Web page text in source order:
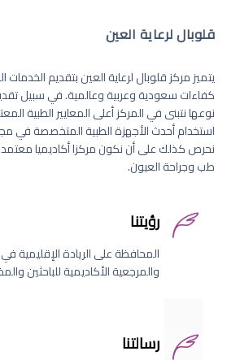
قلوبال لرعاية العين
يتميز مركز قلوبال لرعاية العين بتقديم الخدمات
كفاءات سعودية وعربية وعالمية. في سبيل
نوعها نتبنى في المركز أعلى المعايير الطبية
استخدام أحدث الأجهزة الطبية المتخصصة في
نحرص كذلك على أن نكون مركزا أكاديميا
طب وجراحة العيون.
رؤيتنا
المحافظة على الريادة الإقليمية
والمرجعية الأكاديمية للباحثين
رسالتنا